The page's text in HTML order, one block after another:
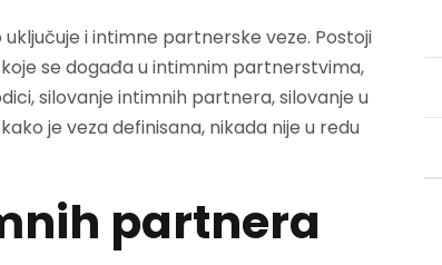
i intimne partnerske veze. Postoji
se događa u intimnim partnerstvima,
silovanje intimnih partnera, silovanje u
je veza definisana, nikada nije u redu
partnera